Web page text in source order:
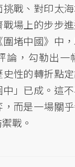
戰、對印太
場上的步步
堵中國》中
論，勾勒出一
性的轉折點定
」已成。這
而是一場關
戰。